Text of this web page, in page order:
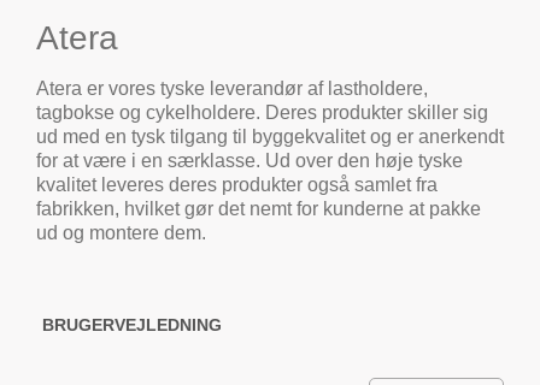
Atera
Atera er vores tyske leverandør af lastholdere,
tagbokse og cykelholdere. Deres produkter skiller sig
ud med en tysk tilgang til byggekvalitet og er anerkendt
for at være i en særklasse. Ud over den høje tyske
kvalitet leveres deres produkter også samlet fra
fabrikken, hvilket gør det nemt for kunderne at pakke
ud og montere dem.
BRUGERVEJLEDNING